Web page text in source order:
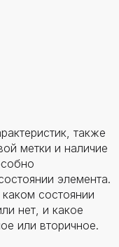
также
метки и наличие
элемента.
состоянии
нет, и какое
или вторичное.